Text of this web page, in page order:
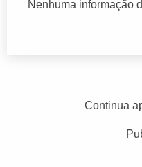
Nenhuma informação
Continua